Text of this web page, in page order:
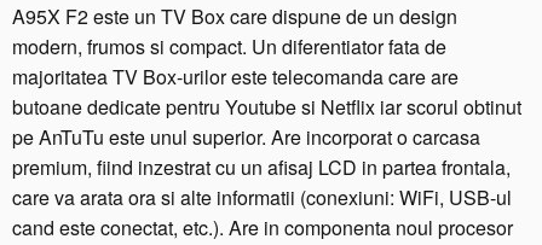
n
i
P
C
T
V
B
o
x
A95X F2 este un TV Box care dispune de un design
modern, frumos si compact. Un diferentiator fata de
majoritatea TV Box-urilor este telecomanda care are
butoane dedicate pentru Youtube si Netflix iar scorul obtinut
pe AnTuTu este unul superior. Are incorporat o carcasa
premium, fiind inzestrat cu un afisaj LCD in partea frontala,
care va arata ora si alte informatii (conexiuni: WiFi, USB-ul
cand este conectat, etc.). Are in componenta noul procesor